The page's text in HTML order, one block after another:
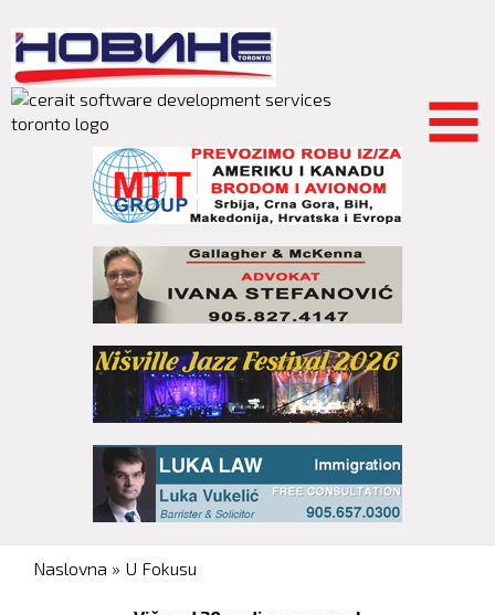
main
content
You are here
Naslovna » U Fokusu